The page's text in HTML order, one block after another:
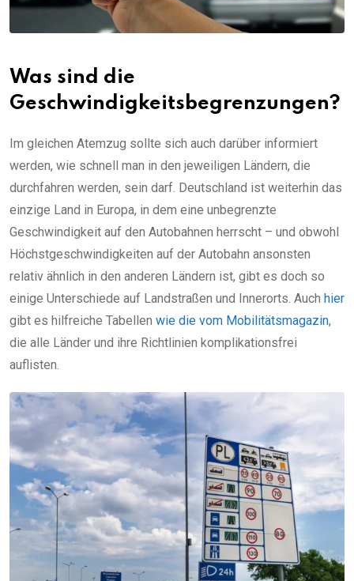
Was sind die
Geschwindigkeitsbegrenzungen?
Im gleichen Atemzug sollte sich auch darüber informiert
werden, wie schnell man in den jeweiligen Ländern, die
durchfahren werden, sein darf. Deutschland ist weiterhin das
einzige Land in Europa, in dem eine unbegrenzte
Geschwindigkeit auf den Autobahnen herrscht – und obwohl
Höchstgeschwindigkeiten auf der Autobahn ansonsten
relativ ähnlich in den anderen Ländern ist, gibt es doch so
einige Unterschiede auf Landstraßen und Innerorts. Auch hier
gibt es hilfreiche Tabellen wie die vom Mobilitätsmagazin,
die alle Länder und ihre Richtlinien komplikationsfrei
auflisten.